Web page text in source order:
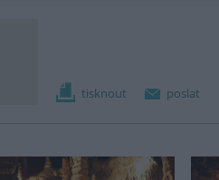
tisknout poslat